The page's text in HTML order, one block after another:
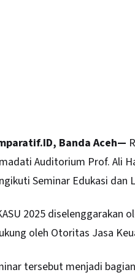
Banda Aceh—
Auditorium Prof. Ali
Seminar Edukasi dan
2025 diselenggarakan
oleh Otoritas Jasa
tersebut menjadi